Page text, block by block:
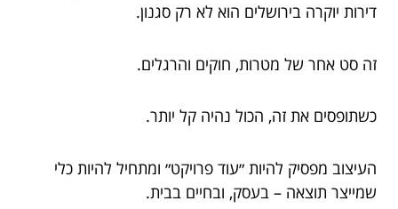
דירות יוקרה בירושלים הוא לא רק סגנון.
זה סט אחר של מטרות, חוקים והרגלים.
כשתופסים את זה, הכול נהיה קל יותר.
העיצוב מפסיק להיות ״עוד פרויקט״ ומתחיל להיות כלי
שמייצר תוצאה – בעסק, ובחיים בבית.